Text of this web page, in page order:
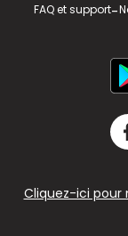
FAQ et support-
Cliquez-ici pour